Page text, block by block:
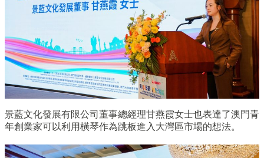
景藍文化發展有限公司董事總經理甘燕霞女士也表達了澳門青
年創業家可以利用橫琴作為跳板進入大灣區市場的想法。